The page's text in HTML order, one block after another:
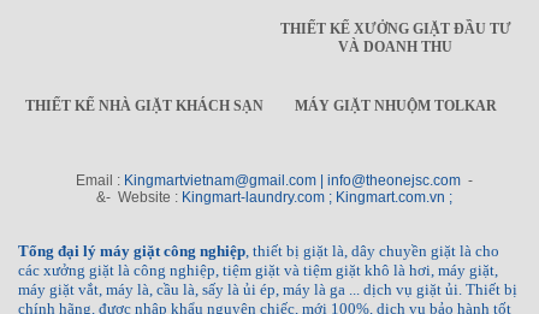
THIẾT KẾ XƯỞNG GIẶT ĐẦU TƯ
VÀ DOANH THU
THIẾT KẾ NHÀ GIẶT KHÁCH SẠN MÁY GIẶT NHUỘM TOLKAR
Email : Kingmartvietnam@gmail.com | info@theonejsc.com -
&- Website : Kingmart-laundry.com ; Kingmart.com.vn ;
Tổng đại lý máy giặt công nghiệp , thiết bị giặt là, dây chuyền giặt là cho
các xưởng giặt là công nghiệp, tiệm giặt và tiệm giặt khô là hơi, máy giặt,
máy giặt vắt, máy là, cầu là, sấy là ủi ép, máy là ga ... dịch vụ giặt ủi. Thiết bị
chính hãng, được nhập khẩu nguyên chiếc, mới 100%, dịch vụ bảo hành tốt